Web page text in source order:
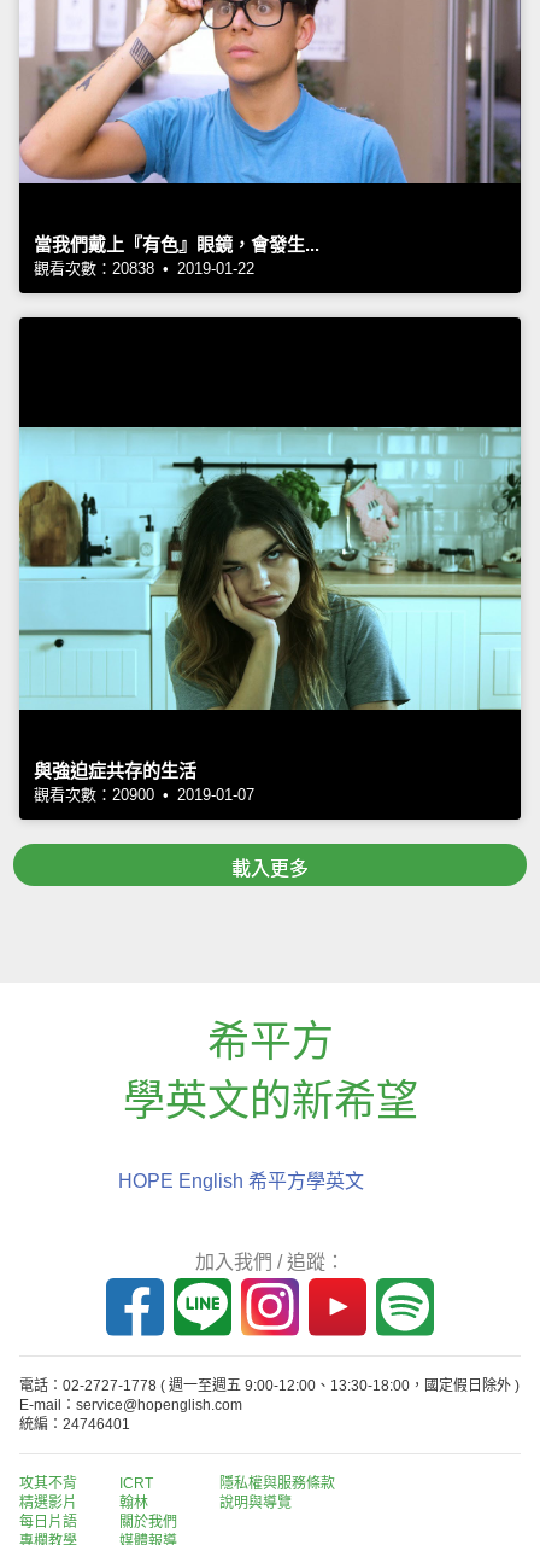
當我們戴上『有色』眼鏡，會發生...
觀看次數：20838 • 2019-01-22
與強迫症共存的生活
觀看次數：20900 • 2019-01-07
載入更多
希平方
學英文的新希望
HOPE English 希平方學英文
加入我們 / 追蹤：
電話：02-2727-1778 ( 週一至週五 9:00-12:00、13:30-18:00，國定假日除外 )
E-mail：service@hopenglish.com
統編：24746401
攻其不背
精選影片
每日片語
專欄教學
ICRT
翰林
關於我們
媒體報導
隱私權與服務條款
說明與導覽